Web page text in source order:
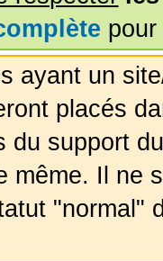
ayant un
placés
du support
même. Il ne
"normal"